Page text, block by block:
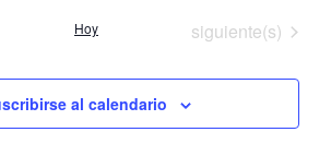
Hoy Eventos
siguiente(s)
al calendario